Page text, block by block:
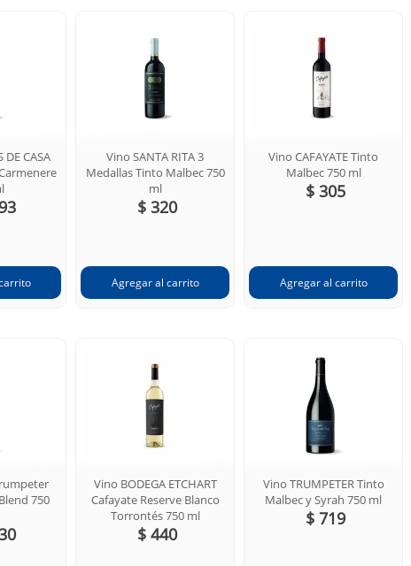
DE CASA
Vino SANTA RITA 3
Medallas Tinto Malbec 750
ml
$ 320
Vino CAFAYATE Tinto
Malbec 750 ml
$ 305
750
Vino BODEGA ETCHART
Cafayate Reserve Blanco
Torrontés 750 ml
$ 440
Vino TRUMPETER Tinto
Malbec y Syrah 750 ml
$ 719